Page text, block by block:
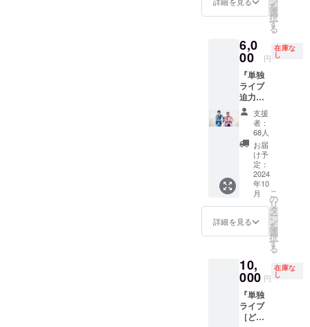
画構成
して三
こんな
事して
欲し
い、当
日現場
でディ
レク
ション
して
貰って
もよい
です。
いわゆ
るその
回のス
ポン
サーさ
内容は
要相
談） ※
方法な
ど、
メール
ズ、自
宅
ご要望
であれ
ば一緒
に漫才
etc..や
らせて
もらい
ます。
（日時
内容は
要相
談、別
途交通
費はご
負担し
て頂き
ます ）
でご連
絡を担
当より
させて
いただ
きま
を
選
択
す
る
6,0
00 円
在庫な
し
『単独
ライブ
迫力席
チケッ
ト』
（5〜10
列の
席） 三
拍子単
独ライ
ブ「こ
れでも
か！！
！」当
日の迫
力席チ
（5〜10
列目ま
での中
心の
席）
と、サ
支援
者：
68人
お届
け予
定：
2024
年10
月
詳細を見る
こ
の
リ
タ
ー
ン
を
選
択
す
る
10,
000 円
在庫な
し
『単独
ライブ
［ど迫